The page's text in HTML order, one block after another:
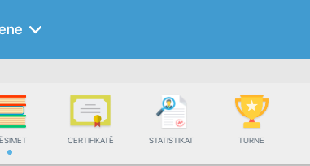
CERTIFIKATË STATISTIKAT TURNE